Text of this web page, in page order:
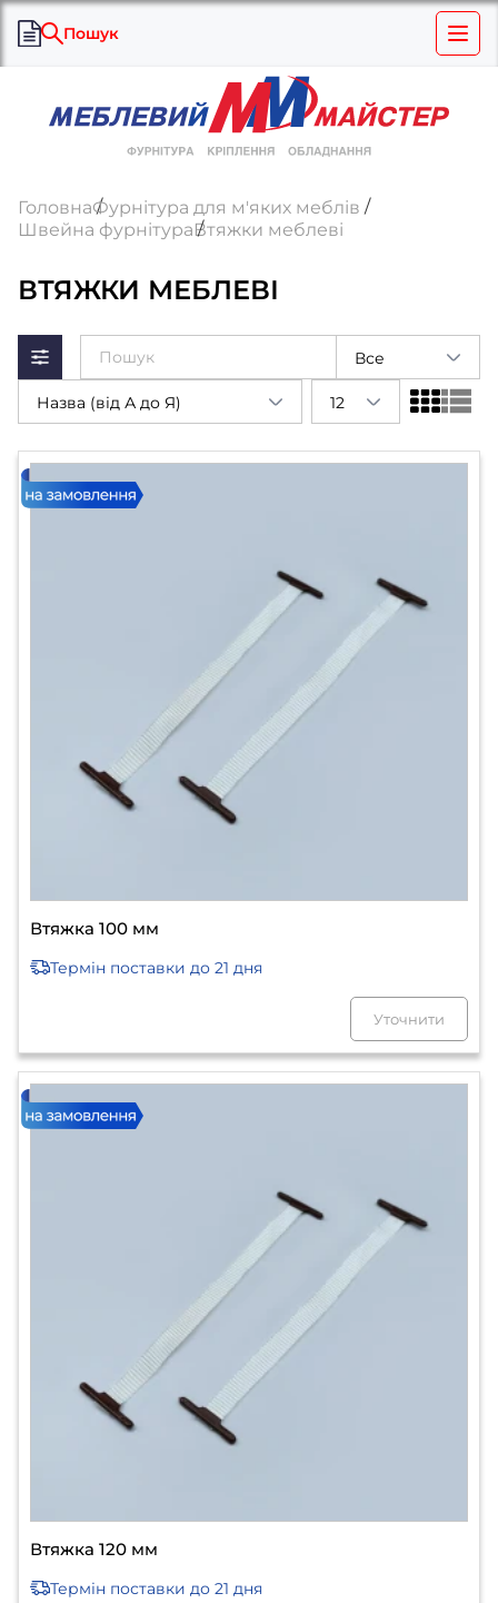
Пошук
ГоловнаФурнітура для м'яких меблів
Швейна фурнітураВтяжки меблеві
ВТЯЖКИ МЕБЛЕВІ
Все
Назва (від А до Я) 12
Втяжка 100 мм
Термін поставки до 21 дня
Уточнити
Втяжка 120 мм
Термін поставки до 21 дня